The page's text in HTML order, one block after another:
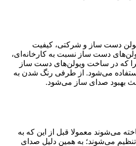
دست ساز و شرکتی، کیفیت
دست ساز نسبت به کارخانه‌ای،
که در ساخت ویولن‌های دست ساز
می‌شود. از طرفی رنگ شدن به
بهبود صدای ساز می‌‌شود.
می‌شوند معمولا قبل از این که به
می‌شوند؛ به همین دلیل صدای